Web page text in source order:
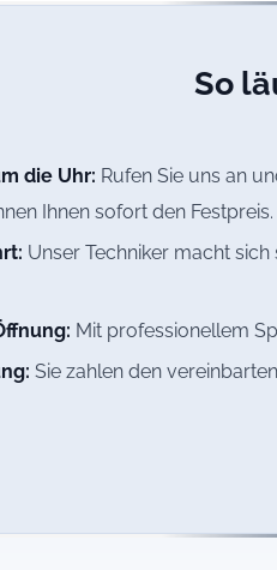
So
die Uhr: Rufen Sie uns an
Ihnen sofort den Festpreis.
Unser Techniker macht
Mit professionellem
Sie zahlen den